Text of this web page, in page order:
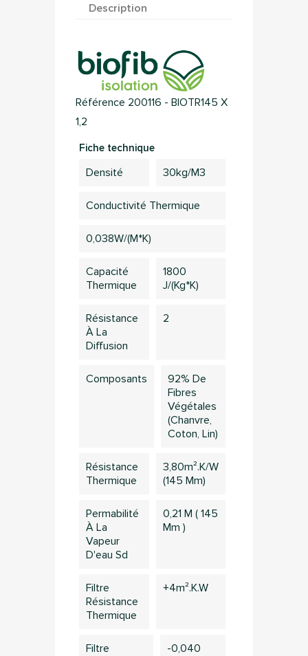
Description
Référence 200116 - BIOTR145 X
1,2
Fiche technique
Densité 30kg/m3
Conductivité Thermique
0,038W/(m*K)
Capacité
Thermique
1800
J/(kg*K)
Résistance
À La
Diffusion
2
Composants
92% De
Fibres
Végétales
(chanvre,
Coton, Lin)
Résistance
Thermique
3,80m².k/w
(145 Mm)
Permabilité
À La
Vapeur
D'eau Sd
0,21 M ( 145
Mm )
Filtre
Résistance
Thermique
+4m².K.W
Filtre
-0,040
Connection
Vous devez être connecté pour sauvegarder des